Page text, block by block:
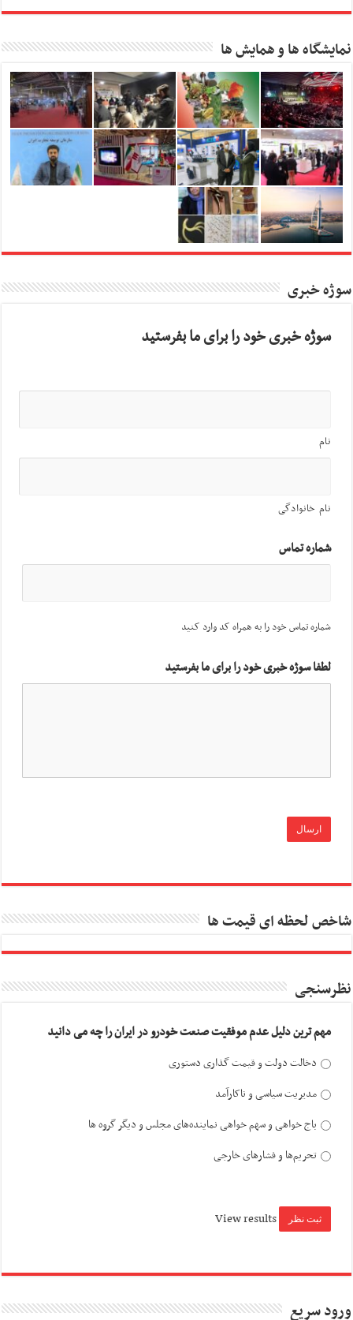
نمایشگاه ها و همایش ها
سوژه خبری
سوژه خبری خود را برای ما بفرستید
نام
نام خانوادگی
شماره تماس
شماره تماس خود را به همراه کد وارد کنید
لطفا سوژه خبری خود را برای ما بفرستید
شاخص لحظه ای قیمت ها
نظرسنجی
مهم ترین دلیل عدم موفقیت صنعت خودرو در ایران را چه می دانید
دخالت دولت و قیمت گذاری دستوری
مدیریت سیاسی و ناکارآمد
باج خواهی و سهم خواهی نماینده‌های مجلس و دیگر گروه ها
تحریم‌ها و فشارهای خارجی
View results
ورود سریع